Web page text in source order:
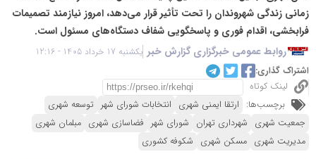
زمانی زندگی شهروندان را تحت تأثیر قرار می‌دهد، امروز نیازمند تصمیمات
فرابخشی، اقدام فوری و پاسخگویی شفاف دستگاه‌های مسئول است.
روابط عمومی خبرگزاری گزارش خبر یکشنبه 17 خرداد 1405 - 12:16
اشتراک گذاری:
لینک کوتاه
برچسب‌ها: ارتقا ایمنی شهری انتخابات شورای شهر توسعه شهری
جمعیت شهری شهرداری تهران شورای شهر فضاسازی شهری مبلمان شهری
مدیریت شهری مسکن شهری شکوفه کشوری